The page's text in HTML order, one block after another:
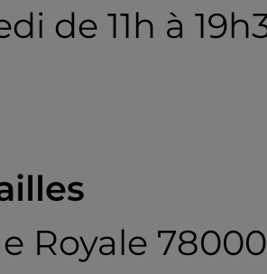
de 11h à
Royale 78000